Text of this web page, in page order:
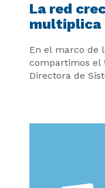
La red
multiplica
En el marco de
compartimos el
Directora de